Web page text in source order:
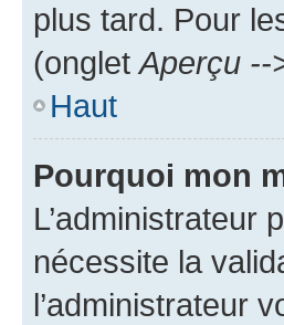
plus tard. Pour
(ongletAperçu --
Haut
Pourquoi mon
L’administrateur
nécessite la
l’administrateur